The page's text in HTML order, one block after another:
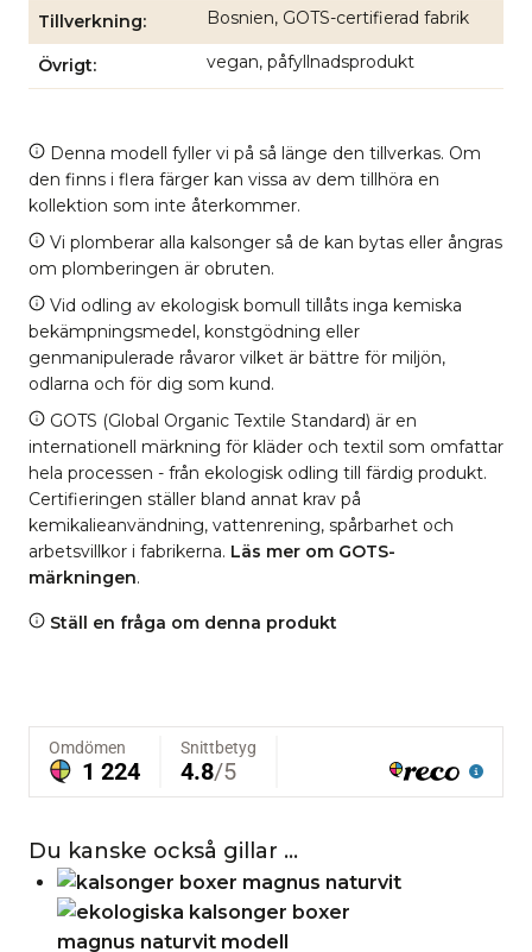
Tillverkning Bosnien, GOTS-certifierad fabrik
Övrigt vegan, påfyllnadsprodukt
Denna modell fyller vi på så länge den tillverkas. Om
den finns i flera färger kan vissa av dem tillhöra en
kollektion som inte återkommer.
Vi plomberar alla kalsonger så de kan bytas eller ångras
om plomberingen är obruten.
Vid odling av ekologisk bomull tillåts inga kemiska
bekämpningsmedel, konstgödning eller
genmanipulerade råvaror vilket är bättre för miljön,
odlarna och för dig som kund.
GOTS (Global Organic Textile Standard) är en
internationell märkning för kläder och textil som omfattar
hela processen - från ekologisk odling till färdig produkt.
Certifieringen ställer bland annat krav på
kemikalieanvändning, vattenrening, spårbarhet och
arbetsvillkor i fabrikerna. Läs mer om GOTS-
märkningen.
Ställ en fråga om denna produkt
Du kanske också gillar …